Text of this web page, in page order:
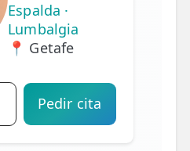
Espalda ·
Lumbalgia
📍 Getafe
Pedir cita